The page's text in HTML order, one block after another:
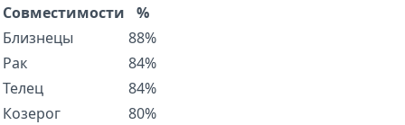
Совместимости
%
Близнецы
88%
Рак
84%
Телец
84%
Козерог
80%